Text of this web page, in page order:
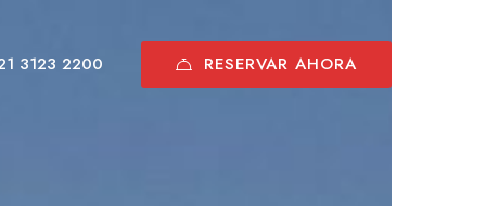
3123 2200 RESERVAR AHORA